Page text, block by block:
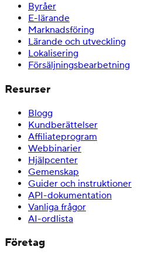
Byråer
E-lärande
Marknadsföring
Lärande och utveckling
Lokalisering
Försäljningsbearbetning
Resurser
Blogg
Kundberättelser
Affiliateprogram
Webbinarier
Hjälpcenter
Gemenskap
Guider och instruktioner
API-dokumentation
Vanliga frågor
AI-ordlista
Företag